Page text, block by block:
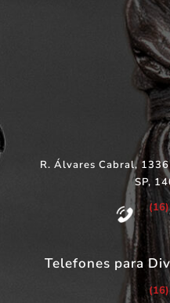
R. Álvares Cabral,
SP,
Telefones para